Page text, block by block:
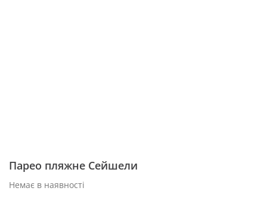
Парео пляжне Сейшели
Немає в наявності